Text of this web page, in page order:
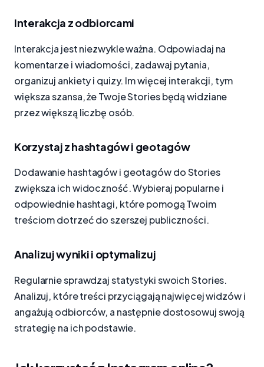
Interakcja z odbiorcami
Interakcja jest niezwykle ważna. Odpowiadaj na
komentarze i wiadomości, zadawaj pytania,
organizuj ankiety i quizy. Im więcej interakcji, tym
większa szansa, że Twoje Stories będą widziane
przez większą liczbę osób.
Korzystaj z hashtagów i geotagów
Dodawanie hashtagów i geotagów do Stories
zwiększa ich widoczność. Wybieraj popularne i
odpowiednie hashtagi, które pomogą Twoim
treściom dotrzeć do szerszej publiczności.
Analizuj wyniki i optymalizuj
Regularnie sprawdzaj statystyki swoich Stories.
Analizuj, które treści przyciągają najwięcej widzów i
angażują odbiorców, a następnie dostosowuj swoją
strategię na ich podstawie.